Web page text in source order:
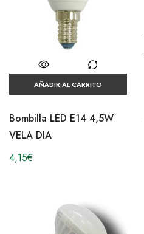
AÑADIR AL CARRITO
Bombilla LED E14 4,5W
VELA DIA
4,15€